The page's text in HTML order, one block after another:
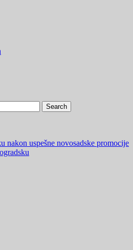
nakon uspešne novosadske promocije